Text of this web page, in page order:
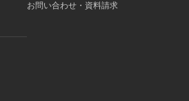
お問い合わせ・資料請求